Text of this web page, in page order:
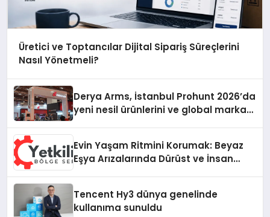
Üretici ve Toptancılar Dijital Sipariş Süreçlerini
Nasıl Yönetmeli?
Derya Arms, İstanbul Prohunt 2026’da
yeni nesil ürünlerini ve global marka
Evin Yaşam Ritmini Korumak: Beyaz
Eşya Arızalarında Dürüst ve İnsan
Tencent Hy3 dünya genelinde
kullanıma sunuldu